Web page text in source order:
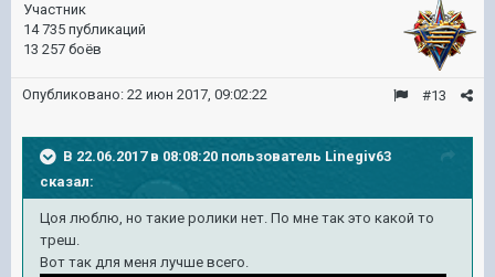
Участник
14 735 публикаций
13 257 боёв
#13
Опубликовано: 22 июн 2017, 09:02:22
В 22.06.2017 в 08:08:20 пользователь Linegiv63
сказал:
Цоя люблю, но такие ролики нет. По мне так это какой то
треш.
Вот так для меня лучше всего.